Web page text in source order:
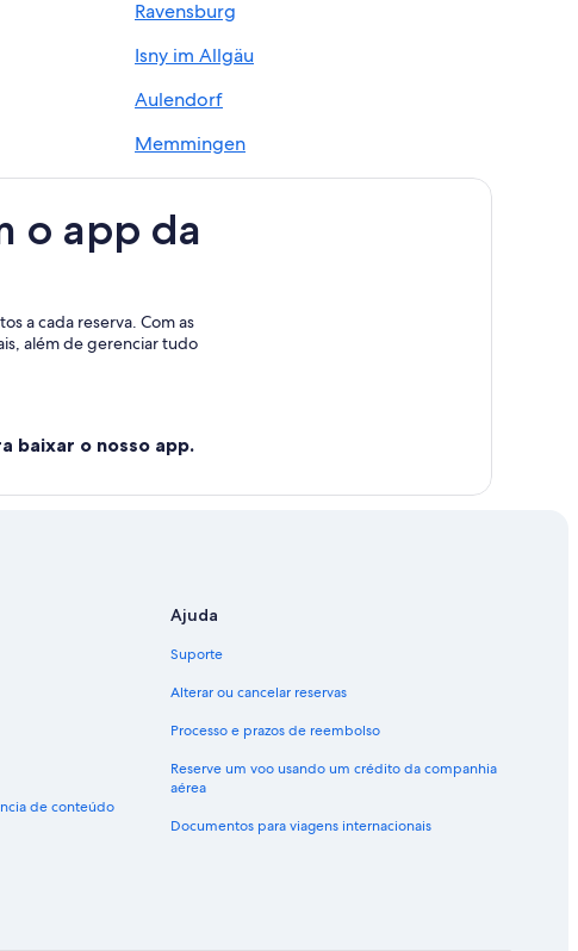
Ravensburg
Isny im Allgäu
Aulendorf
Memmingen
o app da
a cada reserva. Com as
além de gerenciar tudo
baixar o nosso app.
de conteúdo
Ajuda
Suporte
Alterar ou cancelar reservas
Processo e prazos de reembolso
Reserve um voo usando um crédito da companhia
aérea
Documentos para viagens internacionais